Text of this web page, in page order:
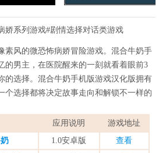
娇系列游戏#剧情选择对话类游戏
素风的微恐怖病娇冒险游戏。混合牛奶手
的男主，在医院醒来的一刻就看着眼前3
的选择。混合牛奶手机版游戏汉化版拥有
个选择都将决定故事走向和解锁不一样的
应用说明
游戏地址
1.0安卓版
查看